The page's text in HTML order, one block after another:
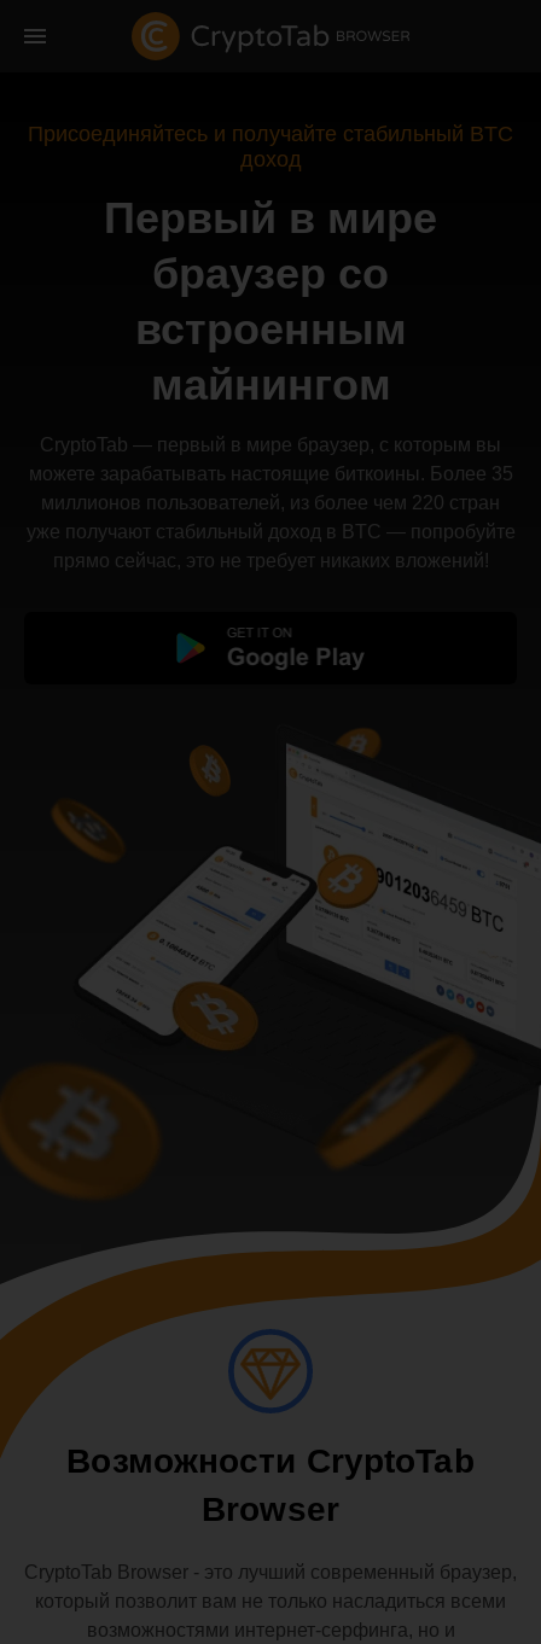
Присоединяйтесь и получайте стабильный BTC
доход
Первый в мире
браузер со
встроенным
майнингом
CryptoTab — первый в мире браузер, с которым вы
можете зарабатывать настоящие биткоины. Более 35
миллионов пользователей, из более чем 220 стран
уже получают стабильный доход в BTC — попробуйте
прямо сейчас, это не требует никаких вложений!
Возможности CryptoTab
Browser
CryptoTab Browser - это лучший современный браузер,
который позволит вам не только насладиться всеми
возможностями интернет-серфинга, но и